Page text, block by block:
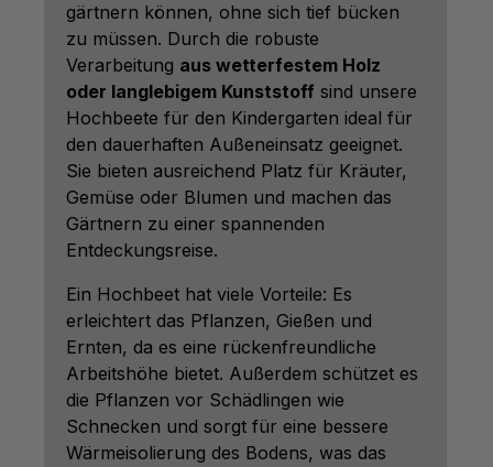
gärtnern können, ohne sich tief bücken
zu müssen. Durch die robuste
Verarbeitung aus wetterfestem Holz
oder langlebigem Kunststoff sind unsere
Hochbeete für den Kindergarten ideal für
den dauerhaften Außeneinsatz geeignet.
Sie bieten ausreichend Platz für Kräuter,
Gemüse oder Blumen und machen das
Gärtnern zu einer spannenden
Entdeckungsreise.
Ein Hochbeet hat viele Vorteile: Es
erleichtert das Pflanzen, Gießen und
Ernten, da es eine rückenfreundliche
Arbeitshöhe bietet. Außerdem schützet es
die Pflanzen vor Schädlingen wie
Schnecken und sorgt für eine bessere
Wärmeisolierung des Bodens, was das